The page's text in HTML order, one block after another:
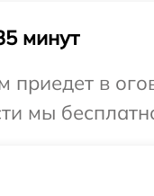
минут
в
мы